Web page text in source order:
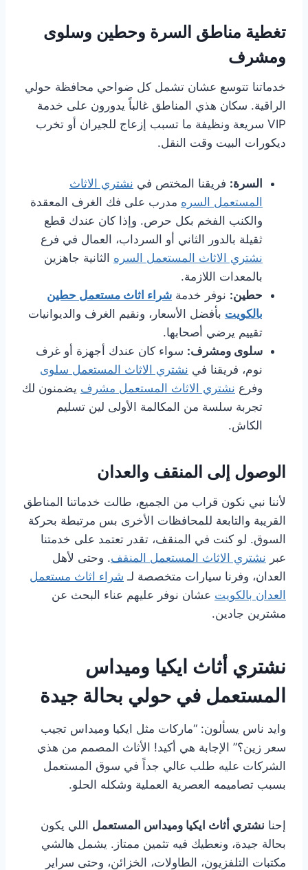
تغطية مناطق السرة وحطين وسلوى
ومشرف
خدماتنا تتوسع عشان تشمل كل ضواحي محافظة حولي
الراقية. سكان هذي المناطق غالباً يدورون على خدمة
VIP سريعة ونظيفة ما تسبب إزعاج للجيران أو تخرب
ديكورات البيت وقت النقل.
السرة: فريقنا المختص في نشتري الاثاث
المستعمل السره مدرب على فك الغرف المعقدة
والكنب الفخم بكل حرص. وإذا كان عندك قطع
ثقيلة بالدور الثاني أو السرداب، العمال في فرع
نشتري الاثاث المستعمل السره الثانية جاهزين
بالمعدات اللازمة.
حطين: نوفر خدمة شراء اثاث مستعمل حطين
بالكويت بأفضل الأسعار، ونقيم الغرف والديوانيات
تقييم يرضي أصحابها.
سلوى ومشرف: سواء كان عندك أجهزة أو غرف
نوم، فريقنا في نشتري الاثاث المستعمل سلوى
وفرع نشتري الاثاث المستعمل مشرف يضمنون لك
تجربة سلسة من المكالمة الأولى لين تسليم
الكاش.
الوصول إلى المنقف والعدان
لأننا نبي نكون قراب من الجميع، طالت خدماتنا المناطق
القريبة والتابعة للمحافظات الأخرى بس مرتبطة بحركة
السوق. لو كنت في المنقف، تقدر تعتمد على خدمتنا
عبر نشتري الاثاث المستعمل المنقف. وحتى لأهل
العدان، وفرنا سيارات متخصصة لـ شراء اثاث مستعمل
العدان بالكويت عشان نوفر عليهم عناء البحث عن
مشترين جادين.
نشتري أثاث ايكيا وميداس
المستعمل في حولي بحالة جيدة
وايد ناس يسألون: “ماركات مثل ايكيا وميداس تجيب
سعر زين؟” الإجابة هي أكيد! الأثاث المصمم من هذي
الشركات عليه طلب عالي جداً في سوق المستعمل
بسبب تصاميمه العصرية العملية وشكله الحلو.
إحنا نشتري أثاث ايكيا وميداس المستعمل اللي يكون
بحالة جيدة، ونعطيك فيه تثمين ممتاز. يشمل هالشي
مكتبات التلفزيون، الطاولات، الخزائن، وحتى سراير